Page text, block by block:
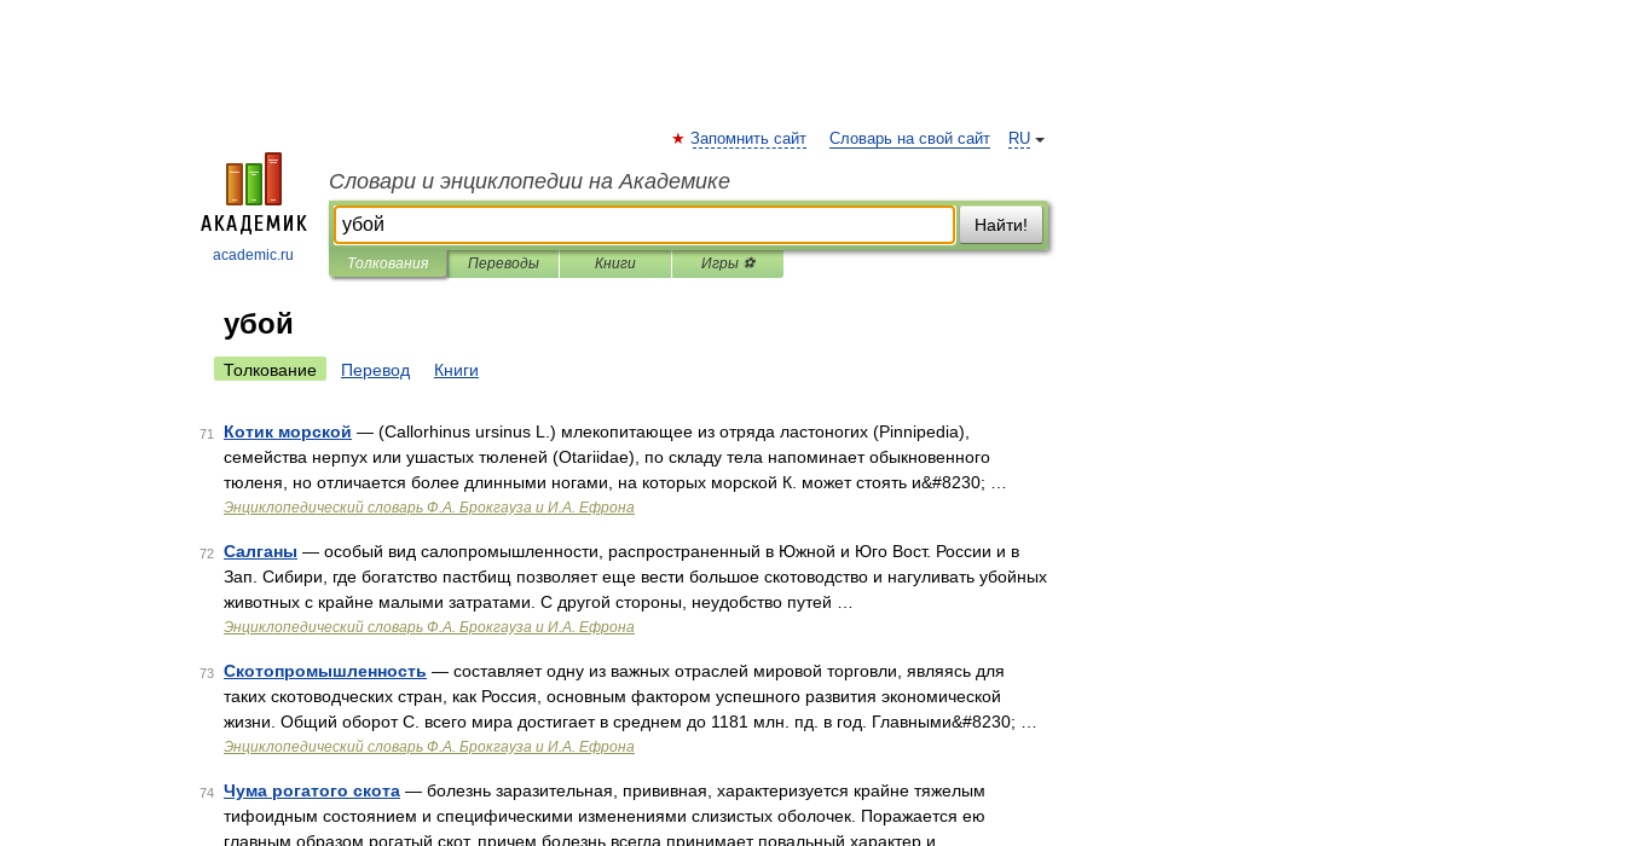
academic.ru
RU
Запомнить сайт Словарь на свой сайт
Словари и энциклопедии на Академике
Найти!
Толкования Переводы Книги Игры ⚽
убой
Толкование Перевод Книги
71 Котик морской — (Callorhinus ursinus L.) млекопитающее из отряда ластоногих (Pinnipedia),
семейства нерпух или ушастых тюленей (Otariidae), по складу тела напоминает обыкновенного
тюленя, но отличается более длинными ногами, на которых морской К. может стоять и&#8230; …
Энциклопедический словарь Ф.А. Брокгауза и И.А. Ефрона
72 Салганы — особый вид салопромышленности, распространенный в Южной и Юго Вост. России и в
Зап. Сибири, где богатство пастбищ позволяет еще вести большое скотоводство и нагуливать убойных
животных с крайне малыми затратами. С другой стороны, неудобство путей …
Энциклопедический словарь Ф.А. Брокгауза и И.А. Ефрона
73 Скотопромышленность — составляет одну из важных отраслей мировой торговли, являясь для
таких скотоводческих стран, как Россия, основным фактором успешного развития экономической
жизни. Общий оборот С. всего мира достигает в среднем до 1181 млн. пд. в год. Главными&#8230; …
Энциклопедический словарь Ф.А. Брокгауза и И.А. Ефрона
74 Чума рогатого скота — болезнь заразительная, прививная, характеризуется крайне тяжелым
тифоидным состоянием и специфическими изменениями слизистых оболочек. Поражается ею
главным образом рогатый скот, причем болезнь всегда принимает повальный характер и